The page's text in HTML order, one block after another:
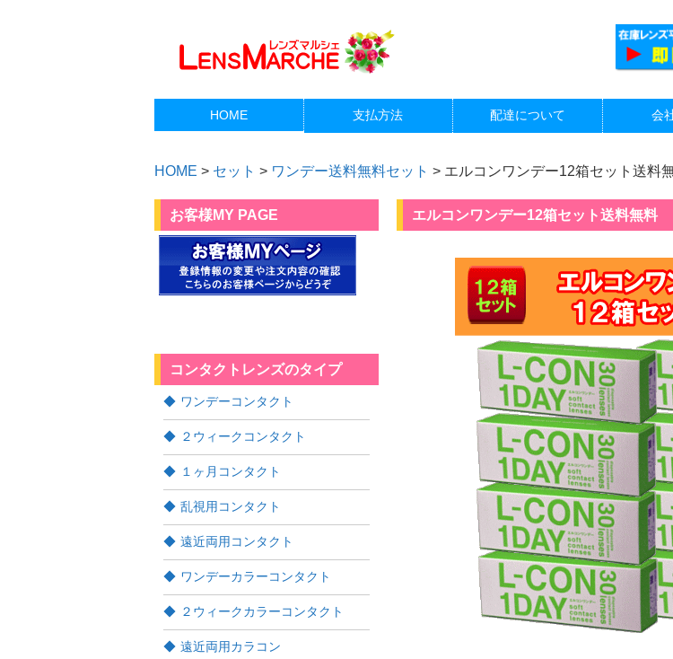
HOME 支払方法 配達について 会
HOME > セット > ワンデー送料無料セット > エルコンワンデー12箱セット送料
エルコンワンデー12箱セット送料無料
お客様MY PAGE
コンタクトレンズのタイプ
ワンデーコンタクト
２ウィークコンタクト
１ヶ月コンタクト
乱視用コンタクト
遠近両用コンタクト
ワンデーカラーコンタクト
２ウィークカラーコンタクト
遠近両用カラコン